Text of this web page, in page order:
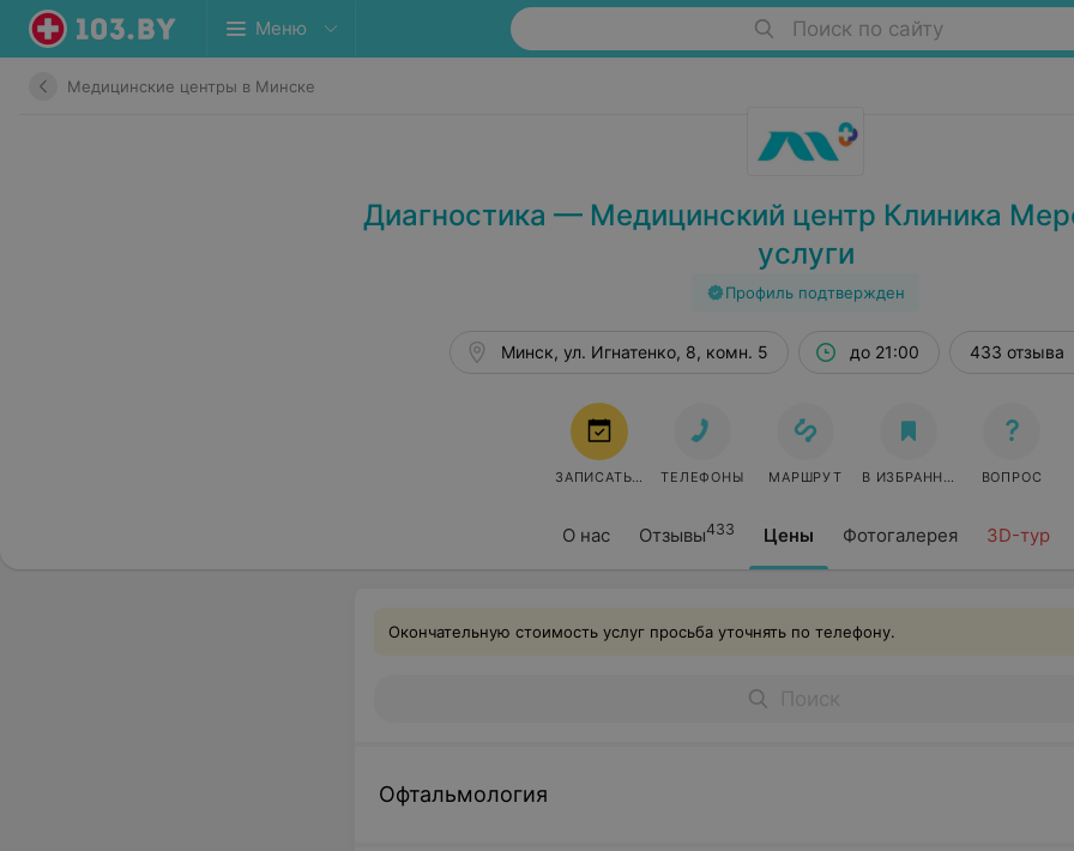
Меню Поиск по сайту
Медицинские центры в Минске
Диагностика — Медицинский центр Клиника
услуги
Профиль подтвержден
О нас Отзывы433 Цены Фотогалерея 3D-тур
Минск, ул. Игнатенко, 8, комн. 5 до 21:00 433 отзыва
ЗАПИСАТЬСЯ ТЕЛЕФОНЫ МАРШРУТ В ИЗБРАННОЕ ВОПРОС
Окончательную стоимость услуг просьба уточнять по телефону.
Офтальмология